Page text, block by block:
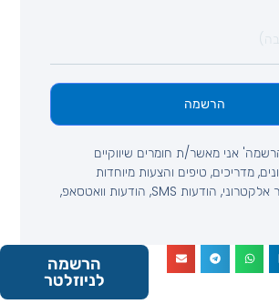
אני מאשר/ת חומרים שיווקיים
טיפים והצעות מיוחדות
באמצעות דואר אלקטרוני, הודעות SMS, הודעות וואטסאפ,
הרשמה
הרשמה
לניוזלטר